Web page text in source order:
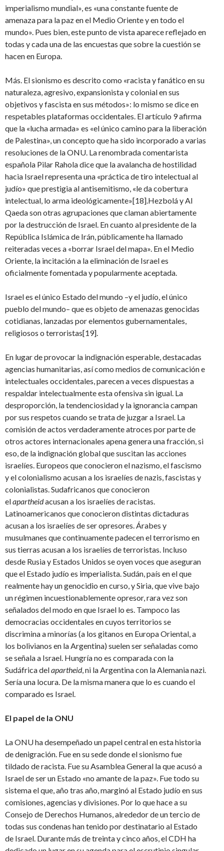
imperialismo mundial», es «una constante fuente de
amenaza para la paz en el Medio Oriente y en todo el
mundo». Pues bien, este punto de vista aparece reflejado en
todas y cada una de las encuestas que sobre la cuestión se
hacen en Europa.
Más. El sionismo es descrito como «racista y fanático en su
naturaleza, agresivo, expansionista y colonial en sus
objetivos y fascista en sus métodos»: lo mismo se dice en
respetables plataformas occidentales. El artículo 9 afirma
que la «lucha armada» es «el único camino para la liberación
de Palestina», un concepto que ha sido incorporado a varias
resoluciones de la ONU. La renombrada comentarista
española Pilar Rahola dice que la avalancha de hostilidad
hacia Israel representa una «práctica de tiro intelectual al
judío» que prestigia al antisemitismo, «le da cobertura
intelectual, lo arma ideológicamente»[18].Hezbolá y Al
Qaeda son otras agrupaciones que claman abiertamente
por la destrucción de Israel. En cuanto al presidente de la
República Islámica de Irán, públicamente ha llamado
reiteradas veces a «borrar Israel del mapa». En el Medio
Oriente, la incitación a la eliminación de Israel es
oficialmente fomentada y popularmente aceptada.
Israel es el único Estado del mundo –y el judío, el único
pueblo del mundo– que es objeto de amenazas genocidas
cotidianas, lanzadas por elementos gubernamentales,
religiosos o terroristas[19].
En lugar de provocar la indignación esperable, destacadas
agencias humanitarias, así como medios de comunicación e
intelectuales occidentales, parecen a veces dispuestas a
respaldar intelectualmente esta ofensiva sin igual. La
desproporción, la tendenciosidad y la ignorancia campan
por sus respetos cuando se trata de juzgar a Israel. La
comisión de actos verdaderamente atroces por parte de
otros actores internacionales apena genera una fracción, si
eso, de la indignación global que suscitan las acciones
israelíes. Europeos que conocieron el nazismo, el fascismo
y el colonialismo acusan a los israelíes de nazis, fascistas y
colonialistas. Sudafricanos que conocieron
elapartheidacusan a los israelíes de racistas.
Latinoamericanos que conocieron distintas dictaduras
acusan a los israelíes de ser opresores. Árabes y
musulmanes que continuamente padecen el terrorismo en
sus tierras acusan a los israelíes de terroristas. Incluso
desde Rusia y Estados Unidos se oyen voces que aseguran
que el Estado judío es imperialista. Sudán, país en el que
realmente hay un genocidio en curso, y Siria, que vive bajo
un régimen incuestionablemente opresor, rara vez son
señalados del modo en que Israel lo es. Tampoco las
democracias occidentales en cuyos territorios se
discrimina a minorías (a los gitanos en Europa Oriental, a
los bolivianos en la Argentina) suelen ser señaladas como
se señala a Israel. Hungría no es comparada con la
Sudáfrica delapartheid, ni la Argentina con la Alemania nazi.
Sería una locura. De la misma manera que lo es cuando el
comparado es Israel.
El papel de la ONU
La ONU ha desempeñado un papel central en esta historia
de denigración. Fue en su sede donde el sionismo fue
tildado de racista. Fue su Asamblea General la que acusó a
Israel de ser un Estado «no amante de la paz». Fue todo su
sistema el que, año tras año, marginó al Estado judío en sus
comisiones, agencias y divisiones. Por lo que hace a su
Consejo de Derechos Humanos, alrededor de un tercio de
todas sus condenas han tenido por destinatario al Estado
de Israel. Durante más de treinta y cinco años, el CDH ha